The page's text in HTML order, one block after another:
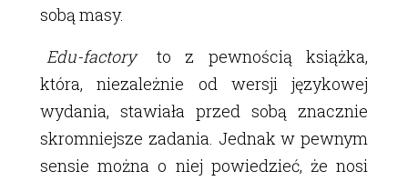
sobą masy.
Edu-factory
to z pewnością książka,
która, niezależnie od wersji językowej
wydania, stawiała przed sobą znacznie
skromniejsze zadania. Jednak w pewnym
sensie można o niej powiedzieć, że nosi